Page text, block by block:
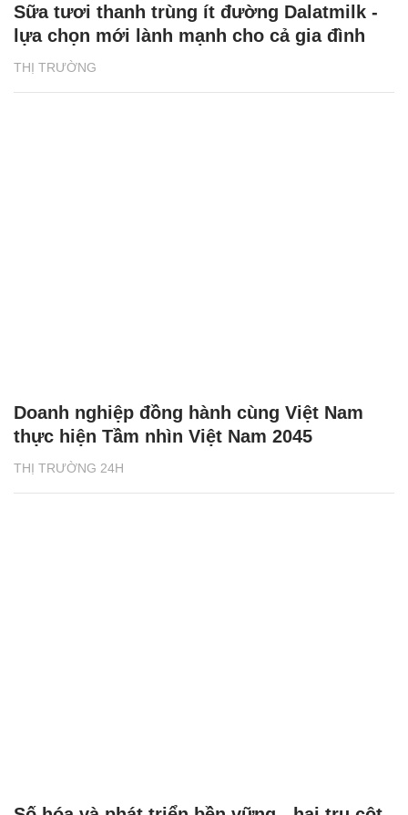
THỊ TRƯỜNG
Sữa tươi thanh trùng ít đường Dalatmilk -
lựa chọn mới lành mạnh cho cả gia đình
THỊ TRƯỜNG 24H
Doanh nghiệp đồng hành cùng Việt Nam
thực hiện Tầm nhìn Việt Nam 2045